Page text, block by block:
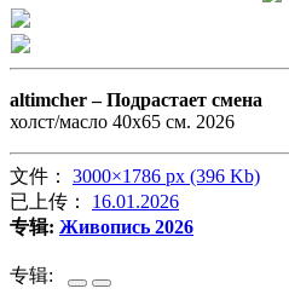
altimcher –Подрастает смена
холст/масло 40х65 см. 2026
文件： 3000×1786 px (396 Kb)
已上传： 16.01.2026
专辑: Живопись 2026
专辑: